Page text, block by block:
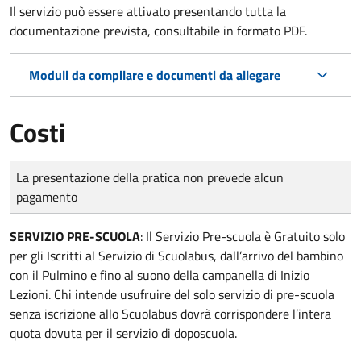
Il servizio può essere attivato presentando tutta la
documentazione prevista, consultabile in formato PDF.
Moduli da compilare e documenti da allegare
Costi
Tipo di pagamento
Importo
La presentazione della pratica non prevede alcun
pagamento
SERVIZIO PRE-SCUOLA: Il Servizio Pre-scuola è Gratuito solo
per gli Iscritti al Servizio di Scuolabus, dall’arrivo del bambino
con il Pulmino e fino al suono della campanella di Inizio
Lezioni. Chi intende usufruire del solo servizio di pre-scuola
senza iscrizione allo Scuolabus dovrà corrispondere l’intera
quota dovuta per il servizio di doposcuola.